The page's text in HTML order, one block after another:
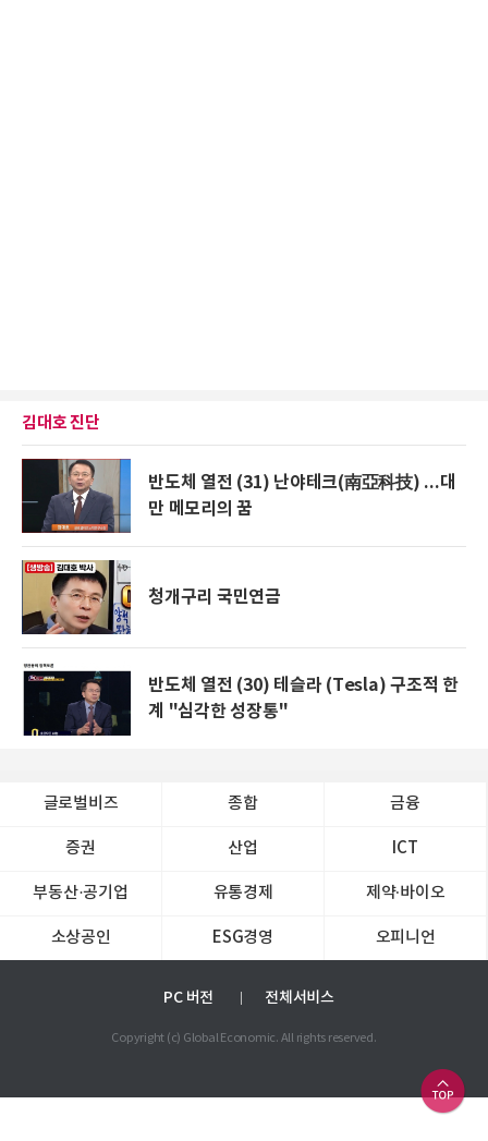
김대호 진단
반도체 열전 (31) 난야테크(南亞科技) ...대
만 메모리의 꿈
청개구리 국민연금
반도체 열전 (30) 테슬라 (Tesla) 구조적 한
계 "심각한 성장통"
글로벌비즈 종합 금융
증권 산업 ICT
부동산·공기업 유통경제 제약∙바이오
소상공인 ESG경영 오피니언
PC 버전 전체서비스
Copyright (c) Global Economic. All rights reserved.